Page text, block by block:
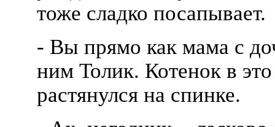
тоже сладко посапывает.
- Вы прямо как мама с
ним Толик. Котенок в
растянулся на спинке.